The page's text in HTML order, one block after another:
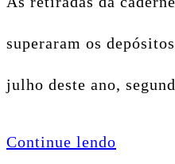
superaram os
julho deste ano,
Continue lendo